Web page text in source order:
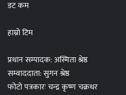
डट कम
हाम्रो टिम
प्रधान सम्पादक: अस्मिता श्रेष्ठ
सम्वाददाता: सुगन श्रेष्ठ
फोटो पत्रकारः चन्द्र कृष्ण चक्रधर